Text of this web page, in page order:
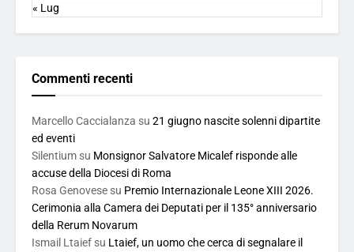
« Lug
Commenti recenti
Marcello Caccialanza su 21 giugno nascite solenni dipartite
ed eventi
Silentium su Monsignor Salvatore Micalef risponde alle
accuse della Diocesi di Roma
Rosa Genovese su Premio Internazionale Leone XIII 2026.
Cerimonia alla Camera dei Deputati per il 135° anniversario
della Rerum Novarum
Ismail Ltaief su Ltaief, un uomo che cerca di segnalare il